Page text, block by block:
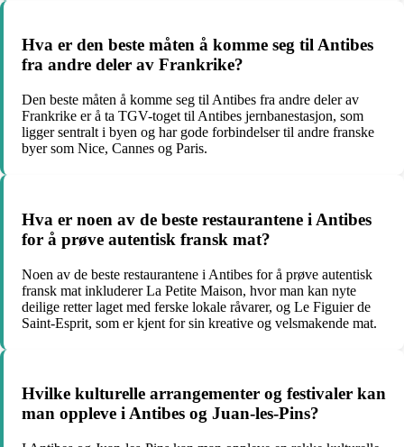
Hva er den beste måten å komme seg til Antibes
fra andre deler av Frankrike?
Den beste måten å komme seg til Antibes fra andre deler av
Frankrike er å ta TGV-toget til Antibes jernbanestasjon, som
ligger sentralt i byen og har gode forbindelser til andre franske
byer som Nice, Cannes og Paris.
Hva er noen av de beste restaurantene i Antibes
for å prøve autentisk fransk mat?
Noen av de beste restaurantene i Antibes for å prøve autentisk
fransk mat inkluderer La Petite Maison, hvor man kan nyte
deilige retter laget med ferske lokale råvarer, og Le Figuier de
Saint-Esprit, som er kjent for sin kreative og velsmakende mat.
Hvilke kulturelle arrangementer og festivaler kan
man oppleve i Antibes og Juan-les-Pins?